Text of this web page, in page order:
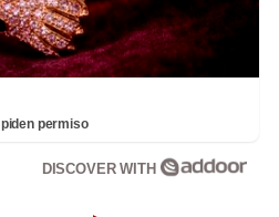
permiso
DISCOVER WITH